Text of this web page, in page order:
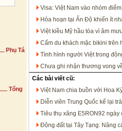
Phụ Tá
Tổng
Visa: Việt Nam vào nhóm
Hỏa hoạn tại Ấn Độ khiến ít
Việt kiều Mỹ hầu tòa vì âm
Cấm du khách mặc bikini trên
Tình hình người Việt trong
Chưa ghi nhận thương vong
Các bài viết cũ:
Việt Nam chia buồn với Hoa
Diễn viên Trung Quốc kể lại
Tiêu thụ xăng E5RON92 ngày
Động đất tại Tây Tạng: Nâng